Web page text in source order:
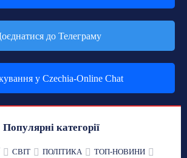
до Телеграму
у Czechia-Online Chat
Популярні категорії
СВІТ ПОЛІТИКА
ТОП-НОВИНИ